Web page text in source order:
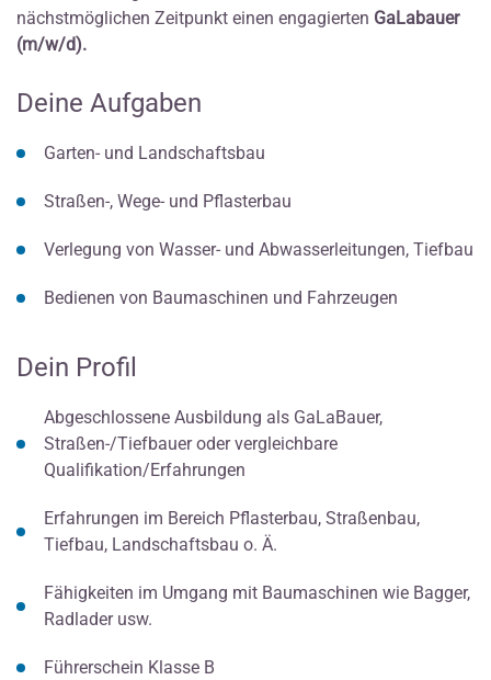
nächstmöglichen Zeitpunkt einen engagierten GaLabauer
(m/w/d).
Deine Aufgaben
Garten- und Landschaftsbau
Straßen-, Wege- und Pflasterbau
Verlegung von Wasser- und Abwasserleitungen, Tiefbau
Bedienen von Baumaschinen und Fahrzeugen
Dein Profil
Abgeschlossene Ausbildung als GaLaBauer,
Straßen-/Tiefbauer oder vergleichbare
Qualifikation/Erfahrungen
Erfahrungen im Bereich Pflasterbau, Straßenbau,
Tiefbau, Landschaftsbau o. Ä.
Fähigkeiten im Umgang mit Baumaschinen wie Bagger,
Radlader usw.
Führerschein Klasse B